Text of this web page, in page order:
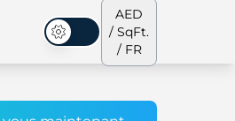
Mode sombre
AED
/ SqFt.
/ FR